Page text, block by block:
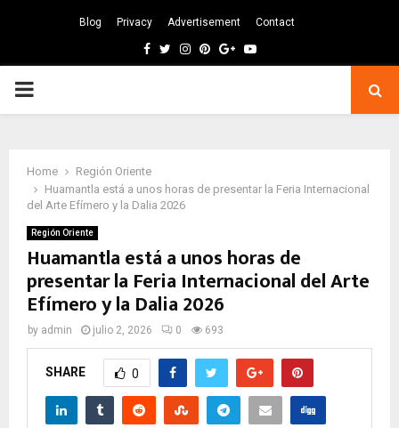
Blog Privacy Advertisement Contact
Facebook
TwitterInstagram
Pinterest
GoogleYoutube
PRIMARY
Home
Región Oriente
Huamantla está a unos horas de presentar la Feria Internacional
del Arte Efímero y la Dalia 2026
Región Oriente
Huamantla está a unos horas de
presentar la Feria Internacional del Arte
Efímero y la Dalia 2026
by admin julio 2, 2026 0 693
SHARE 0